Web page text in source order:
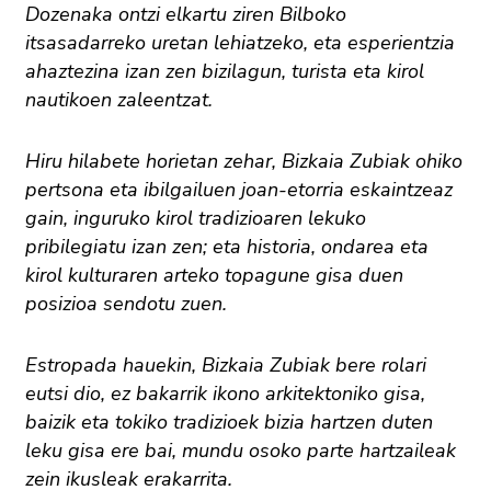
Dozenaka ontzi elkartu ziren Bilboko
itsasadarreko uretan lehiatzeko, eta esperientzia
ahaztezina izan zen bizilagun, turista eta kirol
nautikoen zaleentzat.
Hiru hilabete horietan zehar, Bizkaia Zubiak ohiko
pertsona eta ibilgailuen joan-etorria eskaintzeaz
gain, inguruko kirol tradizioaren lekuko
pribilegiatu izan zen; eta historia, ondarea eta
kirol kulturaren arteko topagune gisa duen
posizioa sendotu zuen.
Estropada hauekin, Bizkaia Zubiak bere rolari
eutsi dio, ez bakarrik ikono arkitektoniko gisa,
baizik eta tokiko tradizioek bizia hartzen duten
leku gisa ere bai, mundu osoko parte hartzaileak
zein ikusleak erakarrita.